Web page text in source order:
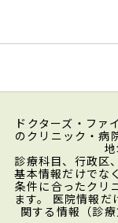
ドクターズ・ファ
のクリニック・病
診療科目、行政区
基本情報だけでな
条件に合ったクリ
ます。 医院情報だ
関する情報（診